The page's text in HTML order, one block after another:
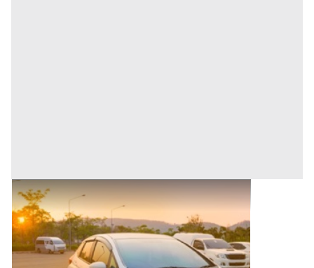
Autovetture all'asta a Nuoro
Nuoro
(Nuoro)
Asta chiusa